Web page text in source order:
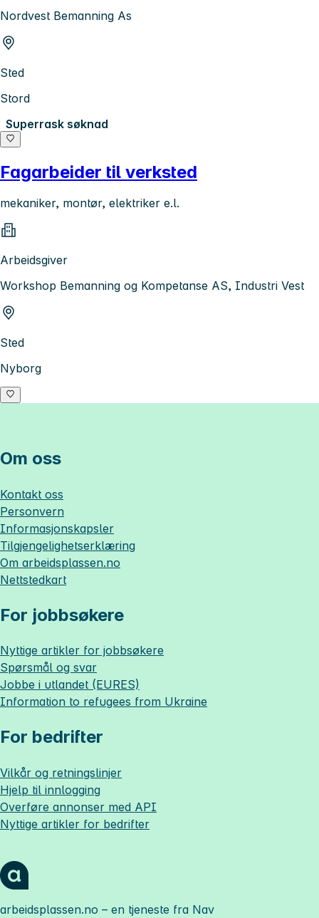
Nordvest Bemanning As
Sted
Stord
Superrask søknad
Fagarbeider til verksted
mekaniker, montør, elektriker e.l.
Arbeidsgiver
Workshop Bemanning og Kompetanse AS, Industri Vest
Sted
Nyborg
Om oss
Kontakt oss
Personvern
Informasjonskapsler
Tilgjengelighetserklæring
Om arbeidsplassen.no
Nettstedkart
For jobbsøkere
Nyttige artikler for jobbsøkere
Spørsmål og svar
Jobbe i utlandet (EURES)
Information to refugees from Ukraine
For bedrifter
Vilkår og retningslinjer
Hjelp til innlogging
Overføre annonser med API
Nyttige artikler for bedrifter
arbeidsplassen.no – en tjeneste fra Nav